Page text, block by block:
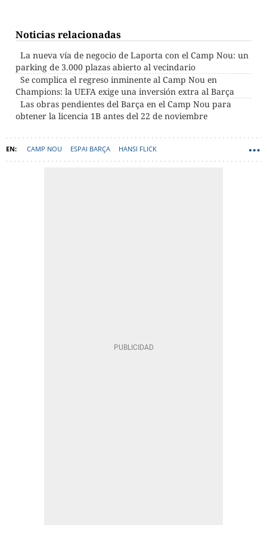
Noticias relacionadas
La nueva vía de negocio de Laporta con el Camp Nou: un
parking de 3.000 plazas abierto al vecindario
Se complica el regreso inminente al Camp Nou en
Champions: la UEFA exige una inversión extra al Barça
Las obras pendientes del Barça en el Camp Nou para
obtener la licencia 1B antes del 22 de noviembre
CAMP NOU ESPAI BARÇA HANSI FLICK